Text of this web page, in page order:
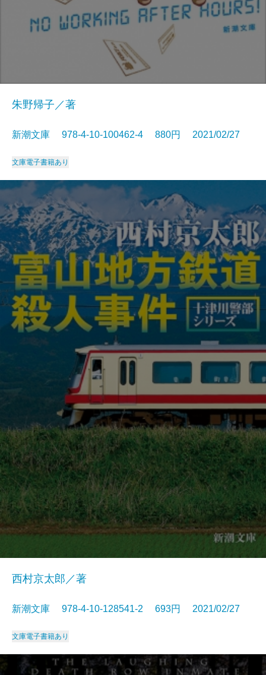
朱野帰子／著
新潮文庫 978-4-10-100462-4 880円 2021/02/27
文庫電子書籍あり
西村京太郎／著
新潮文庫 978-4-10-128541-2 693円 2021/02/27
文庫電子書籍あり